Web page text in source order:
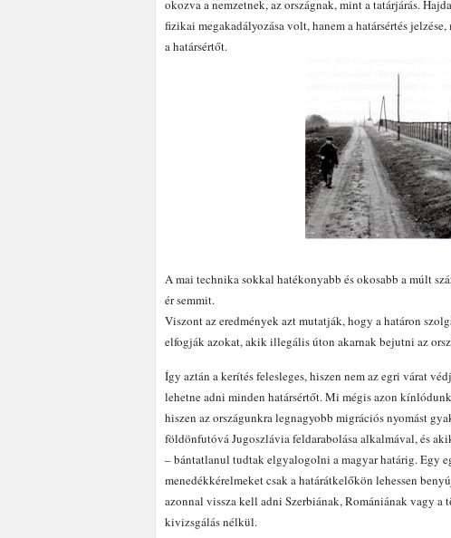
okozva a nemzetnek, az országnak, mint a tatárjárás.
fizikai megakadályozása volt, hanem a határsértés
a határsértőt.
A mai technika sokkal hatékonyabb és okosabb a múlt
ér semmit.
Viszont az eredmények azt mutatják, hogy a határon
elfogják azokat, akik illegális úton akarnak bejutni az
Így aztán a kerítés felesleges, hiszen nem az egri várat
lehetne adni minden határsértőt. Mi mégis azon
hiszen az országunkra legnagyobb migrációs nyomást
földönfutóvá Jugoszlávia feldarabolása alkalmával, és
– bántatlanul tudtak elgyalogolni a magyar határig. Egy
menedékkérelmeket csak a határátkelőkön lehessen
azonnal vissza kell adni Szerbiának, Romániának vagy
kivizsgálás nélkül.